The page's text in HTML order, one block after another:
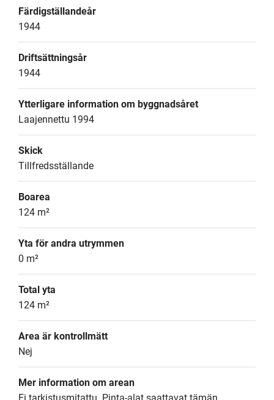
Färdigställandeår
1944
Driftsättningsår
1944
Ytterligare information om byggnadsåret
Laajennettu 1994
Skick
Tillfredsställande
Boarea
124 m²
Yta för andra utrymmen
0 m²
Total yta
124 m²
Area är kontrollmätt
Nej
Mer information om arean